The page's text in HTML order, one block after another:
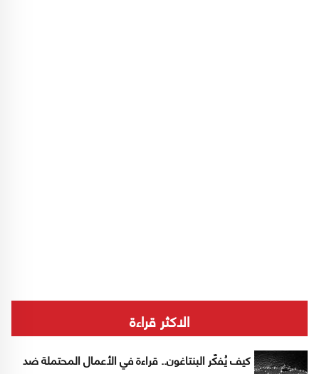
الاكثر قراءة
كيف يُفكّر البنتاغون.. قراءة في الأعمال المحتملة ضد